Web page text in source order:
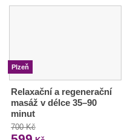
Plzeň
Relaxační a regenerační
masáž v délce 35–90
minut
700 Kč